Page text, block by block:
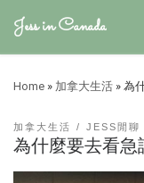
Jess in Canada
Home » 加拿大生活 » 為
加拿大生活 JESS閒聊
為什麼要去看急